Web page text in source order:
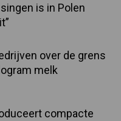
is in Polen
over de grens
melk
compacte